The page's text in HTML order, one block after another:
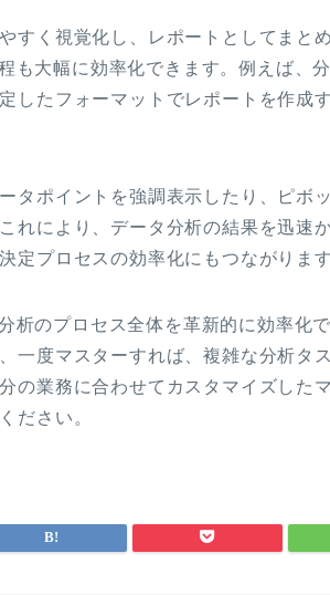
すく視覚化し、レポートとしてまと
も大幅に効率化できます。例えば、
したフォーマットでレポートを作成
タポイントを強調表示したり、ピボ
れにより、データ分析の結果を迅速
定プロセスの効率化にもつながります
析のプロセス全体を革新的に効率化
一度マスターすれば、複雑な分析タ
の業務に合わせてカスタマイズした
ださい。